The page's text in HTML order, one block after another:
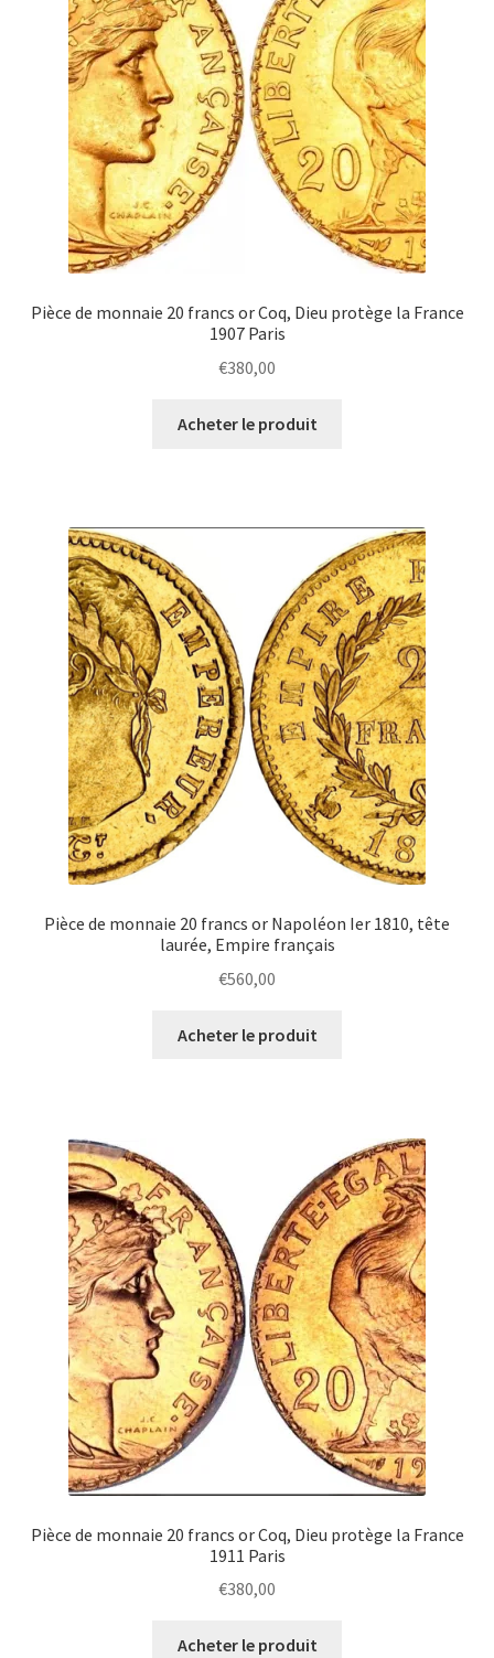
Pièce de monnaie 20 francs or Coq, Dieu protège la France
1907 Paris
€380,00
Acheter le produit
Pièce de monnaie 20 francs or Napoléon Ier 1810, tête
laurée, Empire français
€560,00
Acheter le produit
Pièce de monnaie 20 francs or Coq, Dieu protège la France
1911 Paris
€380,00
Acheter le produit